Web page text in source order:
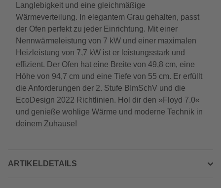
Langlebigkeit und eine gleichmäßige
Wärmeverteilung. In elegantem Grau gehalten, passt
der Ofen perfekt zu jeder Einrichtung. Mit einer
Nennwärmeleistung von 7 kW und einer maximalen
Heizleistung von 7,7 kW ist er leistungsstark und
effizient. Der Ofen hat eine Breite von 49,8 cm, eine
Höhe von 94,7 cm und eine Tiefe von 55 cm. Er erfüllt
die Anforderungen der 2. Stufe BImSchV und die
EcoDesign 2022 Richtlinien. Hol dir den »Floyd 7.0«
und genieße wohlige Wärme und moderne Technik in
deinem Zuhause!
ARTIKELDETAILS